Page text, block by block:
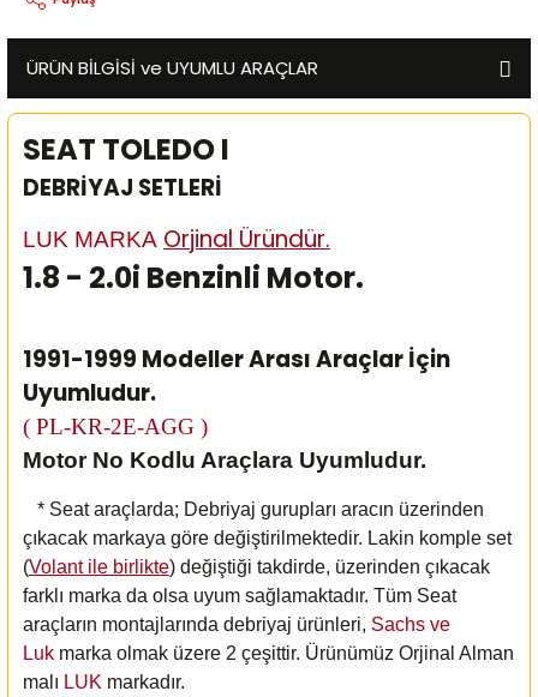
ÜRÜN BİLGİSİ ve UYUMLU ARAÇLAR
SEAT TOLEDO I
DEBRİYAJ SETLERİ
LUK MARKA Orjinal Üründür.
1.8 - 2.0i Benzinli Motor.
1991-1999 Modeller Arası Araçlar İçin
Uyumludur.
( PL-KR-2E-AGG )
Motor No Kodlu Araçlara Uyumludur.
* Seat araçlarda; Debriyaj gurupları aracın üzerinden
çıkacak markaya göre değiştirilmektedir. Lakin komple set
(Volant ile birlikte) değiştiği takdirde, üzerinden çıkacak
farklı marka da olsa uyum sağlamaktadır. Tüm Seat
araçların montajlarında debriyaj ürünleri, Sachs ve
Luk marka olmak üzere 2 çeşittir. Ürünümüz Orjinal Alman
malı LUK markadır.